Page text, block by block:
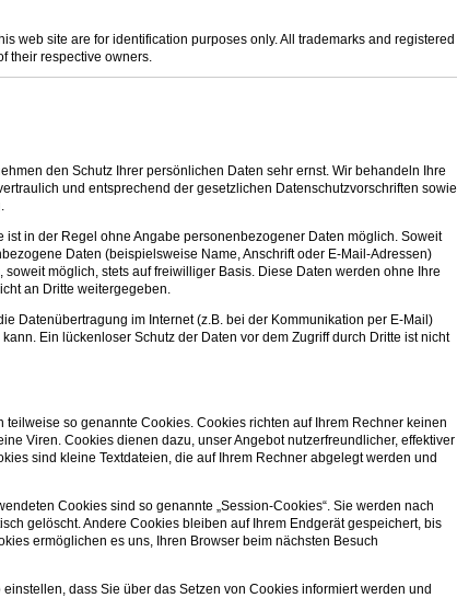
web site are for identification purposes only. All trademarks and registered
their respective owners.
den Schutz Ihrer persönlichen Daten sehr ernst. Wir behandeln Ihre
und entsprechend der gesetzlichen Datenschutzvorschriften sowie
ist in der Regel ohne Angabe personenbezogener Daten möglich. Soweit
Daten (beispielsweise Name, Anschrift oder E-Mail-Adressen)
möglich, stets auf freiwilliger Basis. Diese Daten werden ohne Ihre
an Dritte weitergegeben.
Datenübertragung im Internet (z.B. bei der Kommunikation per E-Mail)
Ein lückenloser Schutz der Daten vor dem Zugriff durch Dritte ist nicht
teilweise so genannte Cookies. Cookies richten auf Ihrem Rechner keinen
Viren. Cookies dienen dazu, unser Angebot nutzerfreundlicher, effektiver
sind kleine Textdateien, die auf Ihrem Rechner abgelegt werden und
Cookies sind so genannte „Session-Cookies“. Sie werden nach
gelöscht. Andere Cookies bleiben auf Ihrem Endgerät gespeichert, bis
ermöglichen es uns, Ihren Browser beim nächsten Besuch
dass Sie über das Setzen von Cookies informiert werden und